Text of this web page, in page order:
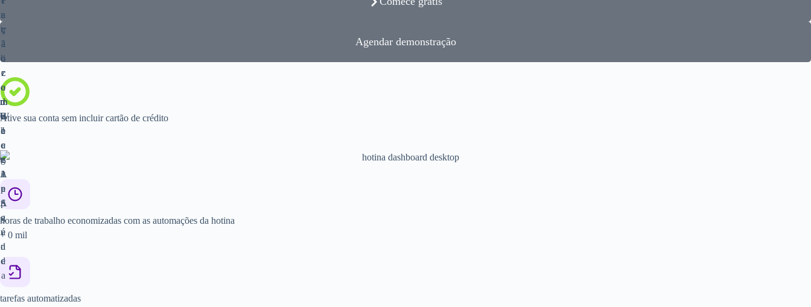
Agendar demonstração
Ative sua conta sem incluir cartão de crédito
horas de trabalho economizadas com as automações da hotina
+ 0 mil
tarefas automatizadas